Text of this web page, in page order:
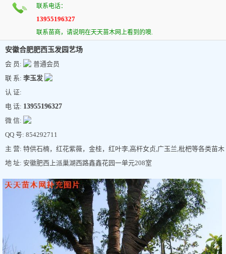
联系电话：
13955196327
联系苗商，请说明在天天苗木网上看到的噢.
安徽合肥肥西玉发园艺场
会 员:
普通会员
联 系: 李玉发
认 证:
电 话: 13955196327
微 信:
QQ 号: 854292711
主 营: 特供石楠，红花紫薇，金桂，红叶李,高杆女贞,广玉兰,枇杷等各类苗木
地 址: 安徽肥西上派巢湖西路鑫鑫花园一单元208室